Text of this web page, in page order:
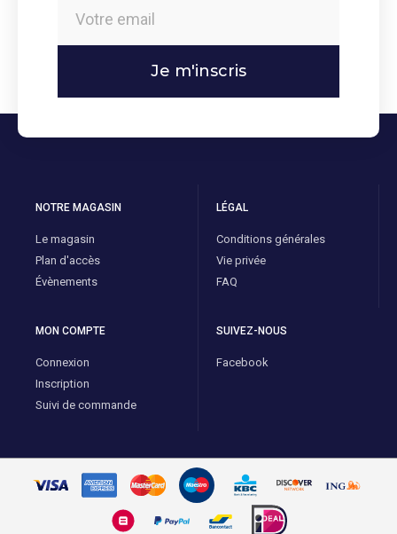
Je m'inscris
NOTRE MAGASIN
Le magasin
Plan d'accès
Évènements
LÉGAL
Conditions générales
Vie privée
FAQ
MON COMPTE
Connexion
Inscription
Suivi de commande
SUIVEZ-NOUS
Facebook